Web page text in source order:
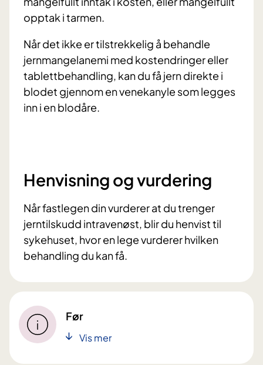
opptak i tarmen.
Når det ikke er tilstrekkelig å behandle
jernmangelanemi med kostendringer eller
tablettbehandling, kan du få jern direkte i
blodet gjennom en venekanyle som legges
inn i en blodåre.
Henvisning og vurdering
Når fastlegen din vurderer at du trenger
jerntilskudd intravenøst, blir du henvist til
sykehuset, hvor en lege vurderer hvilken
behandling du kan få.
Før
Vis mer